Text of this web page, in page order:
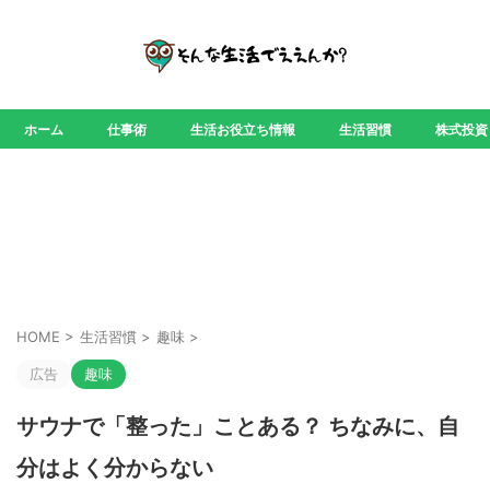
ホーム 仕事術 生活お役立ち情報 生活習慣 株式投資
HOME > 生活習慣 > 趣味 >
広告 趣味
サウナで「整った」ことある？ ちなみに、自
分はよく分からない